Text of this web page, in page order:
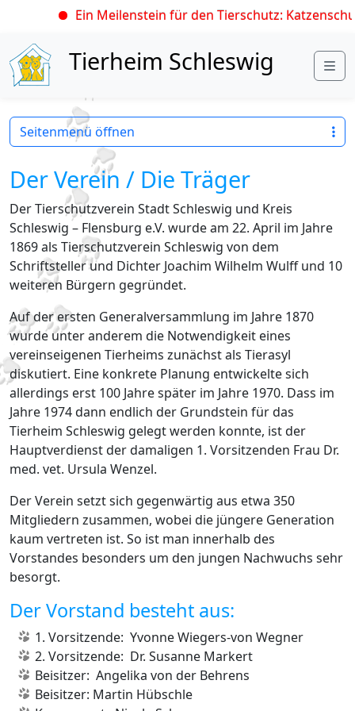
Ein Meilenstein für den Tierschutz:
Skip to content
Tierheim Schleswig
Der Verein / Die Träger
Der Tierschutzverein Stadt Schleswig und Kreis
Schleswig – Flensburg e.V. wurde am 22. April im Jahre
1869 als Tierschutzverein Schleswig von dem
Schriftsteller und Dichter Joachim Wilhelm Wulff und 10
weiteren Bürgern gegründet.
Auf der ersten Generalversammlung im Jahre 1870
wurde unter anderem die Notwendigkeit eines
vereinseigenen Tierheims zunächst als Tierasyl
diskutiert. Eine konkrete Planung entwickelte sich
allerdings erst 100 Jahre später im Jahre 1970. Dass im
Jahre 1974 dann endlich der Grundstein für das
Tierheim Schleswig gelegt werden konnte, ist der
Hauptverdienst der damaligen 1. Vorsitzenden Frau Dr.
med. vet. Ursula Wenzel.
Der Verein setzt sich gegenwärtig aus etwa 350
Mitgliedern zusammen, wobei die jüngere Generation
kaum vertreten ist. So ist man innerhalb des
Vorstandes besonders um den jungen Nachwuchs sehr
besorgt.
Der Vorstand besteht aus:
1. Vorsitzende: Yvonne Wiegers-von Wegner
2. Vorsitzende: Dr. Susanne Markert
Beisitzer: Angelika von der Behrens
Beisitzer: Martin Hübschle
Seitenmenü öffnen